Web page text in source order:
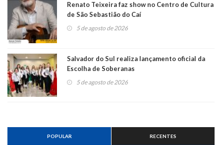
Renato Teixeira faz show no Centro de Cultura
de São Sebastião do Caí
5 de agosto de 2026
Salvador do Sul realiza lançamento oficial da
Escolha de Soberanas
5 de agosto de 2026
POPULAR RECENTES